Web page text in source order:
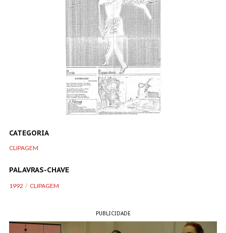
CATEGORIA
CLIPAGEM
PALAVRAS-CHAVE
1992 CLIPAGEM
PUBLICIDADE